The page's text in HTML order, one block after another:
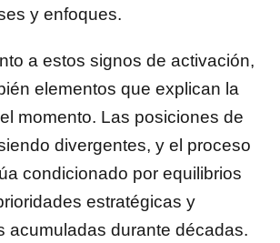
y enfoques.
a estos signos de activación,
elementos que explican la
momento. Las posiciones de
divergentes, y el proceso
condicionado por equilibrios
estratégicas y
acumuladas durante décadas.